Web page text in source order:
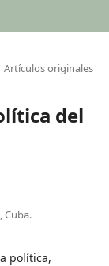
Artículos originales
del
Cuba.
política,